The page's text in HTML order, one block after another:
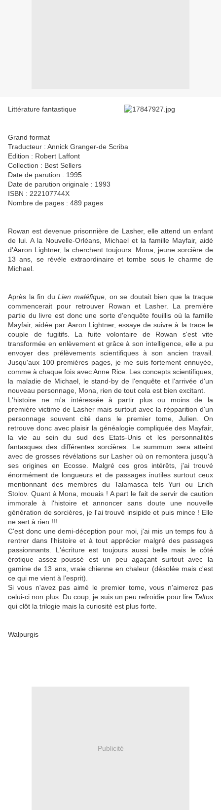
Littérature fantastique
Grand format
Traducteur : Annick Granger-de Scriba
Edition : Robert Laffont
Collection : Best Sellers
Date de parution : 1995
Date de parution originale : 1993
ISBN : 222107744X
Nombre de pages : 489 pages
Rowan est devenue prisonnière de Lasher, elle attend un enfant
de lui. A la Nouvelle-Orléans, Michael et la famille Mayfair, aidé
d'Aaron Lightner, la cherchent toujours. Mona, jeune sorcière de
13 ans, se révèle extraordinaire et tombe sous le charme de
Michael.
Après la fin duLien maléfique, on se doutait bien que la traque
commencerait pour retrouver Rowan et Lasher. La première
partie du livre est donc une sorte d'enquête fouillis où la famille
Mayfair, aidée par Aaron Lightner, essaye de suivre à la trace le
couple de fugitifs. La fuite volontaire de Rowan s'est vite
transformée en enlèvement et grâce à son intelligence, elle a pu
envoyer des prélèvements scientifiques à son ancien travail.
Jusqu'aux 100 premières pages, je me suis fortement ennuyée,
comme à chaque fois avec Anne Rice. Les concepts scientifiques,
la maladie de Michael, le stand-by de l'enquête et l'arrivée d'un
nouveau personnage, Mona, rien de tout cela est bien excitant.
L'histoire ne m'a intéressée à partir plus ou moins de la
première victime de Lasher mais surtout avec la répparition d'un
personnage souvent cité dans le premier tome, Julien. On
retrouve donc avec plaisir la généalogie compliquée des Mayfair,
la vie au sein du sud des Etats-Unis et les personnalités
fantasques des différentes sorcières. Le summum sera atteint
avec de grosses révélations sur Lasher où on remontera jusqu'à
ses origines en Ecosse. Malgré ces gros intérêts, j'ai trouvé
énormément de longueurs et de passages inutiles surtout ceux
mentionnant des membres du Talamasca tels Yuri ou Erich
Stolov. Quant à Mona, mouais ! A part le fait de servir de caution
immorale à l'histoire et annoncer sans doute une nouvelle
génération de sorcières, je l'ai trouvé insipide et puis mince ! Elle
ne sert à rien !!!
C'est donc une demi-déception pour moi, j'ai mis un temps fou à
rentrer dans l'histoire et à tout apprécier malgré des passages
passionnants. L'écriture est toujours aussi belle mais le côté
érotique assez poussé est un peu agaçant surtout avec la
gamine de 13 ans, vraie chienne en chaleur (désolée mais c'est
ce qui me vient à l'esprit).
Si vous n'avez pas aimé le premier tome, vous n'aimerez pas
celui-ci non plus. Du coup, je suis un peu refroidie pour lire Taltos
qui clôt la trilogie mais la curiosité est plus forte.
Walpurgis
Publicité